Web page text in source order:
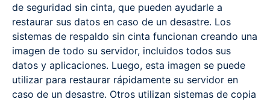
de seguridad sin cinta, que pueden ayudarle a
restaurar sus datos en caso de un desastre. Los
sistemas de respaldo sin cinta funcionan creando una
imagen de todo su servidor, incluidos todos sus
datos y aplicaciones. Luego, esta imagen se puede
utilizar para restaurar rápidamente su servidor en
caso de un desastre. Otros utilizan sistemas de copia